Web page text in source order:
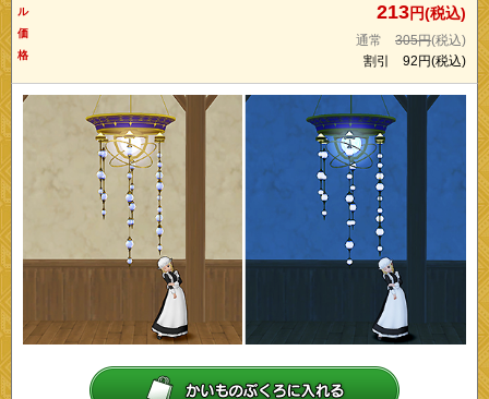
ル
価
格
213円(税込)
通常 305円(税込)
割引 92円(税込)